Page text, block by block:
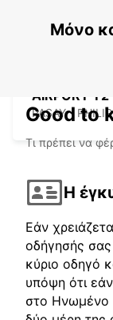
AIRPORT T2
PASAY -
Μόνο
Good to
Τι πρέπει να
Η
Εάν
οδήγησής σας
κύριο οδηγό
υπόψη ότι
στο Ηνωμένο